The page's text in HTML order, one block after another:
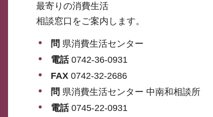
最寄りの消費生活
相談窓口をご案内します。
問 県消費生活センター
電話0742-36-0931
FAX0742-32-2686
問 県消費生活センター 中南和相談所
電話0745-22-0931